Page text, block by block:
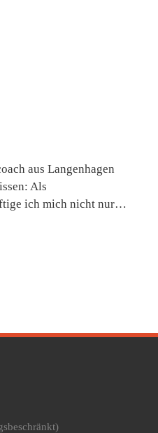
aus Langenhagen
Als
ich mich nicht nur…